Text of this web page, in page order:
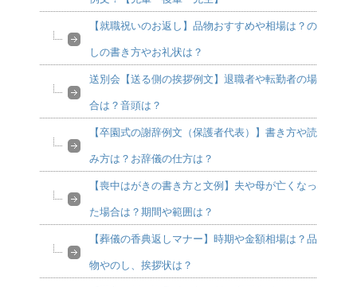
【就職祝いのお返し】品物おすすめや相場は？の
しの書き方やお礼状は？
送別会【送る側の挨拶例文】退職者や転勤者の場
合は？音頭は？
【卒園式の謝辞例文（保護者代表）】書き方や読
み方は？お辞儀の仕方は？
【喪中はがきの書き方と文例】夫や母が亡くなっ
た場合は？期間や範囲は？
【葬儀の香典返しマナー】時期や金額相場は？品
物やのし、挨拶状は？